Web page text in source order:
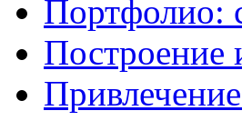
Портфолио:
Построение